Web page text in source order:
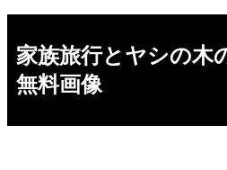
家族旅行とヤシの木
無料画像